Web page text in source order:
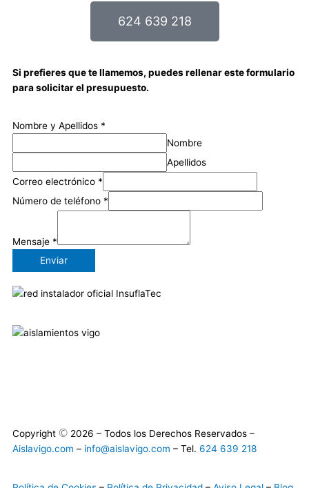
624 639 218
Si prefieres que te llamemos, puedes rellenar este formulario
para solicitar el presupuesto.
Nombre y Apellidos *
Nombre
Apellidos
Correo electrónico *
Número de teléfono *
Mensaje *
Enviar
c n
Copyright © 2026 – Todos los Derechos Reservados –
Aislavigo.com – info@aislavigo.com – Tel. 624 639 218